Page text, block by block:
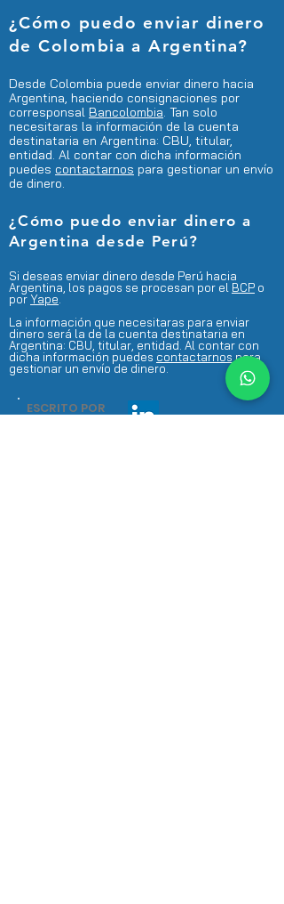
¿Cómo puedo enviar dinero
de Colombia a Argentina?
Desde Colombia puede enviar dinero hacia
Argentina, haciendo consignaciones por
corresponsal Bancolombia. Tan solo
necesitaras la información de la cuenta
destinataria en Argentina: CBU, titular,
entidad. Al contar con dicha información
puedes contactarnos para gestionar un envío
de dinero.
¿Cómo puedo enviar dinero a
Argentina desde Perú?
Si deseas enviar dinero desde Perú hacia
Argentina, los pagos se procesan por el BCP o
por Yape
La información que necesitaras para enviar
dinero será la de la cuenta destinataria en
Argentina: CBU, titular, entidad. Al contar con
dicha información puedes contactarnos para
gestionar un envío de dinero.
ESCRITO POR